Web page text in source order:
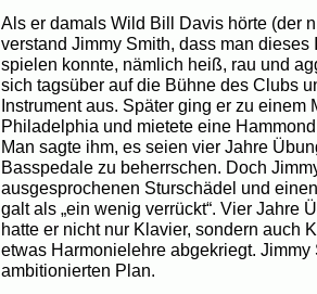
Als er damals Wild Bill Davis hörte (der
verstand Jimmy Smith, dass man dieses
spielen konnte, nämlich heiß, rau und
sich tagsüber auf die Bühne des Clubs
Instrument aus. Später ging er zu
Philadelphia und mietete eine
Man sagte ihm, es seien vier Jahre
Basspedale zu beherrschen. Doch
ausgesprochenen Sturschädel und
galt als „ein wenig verrückt“. Vier Jahre
hatte er nicht nur Klavier, sondern auch
etwas Harmonielehre abgekriegt. Jimmy
ambitionierten Plan.